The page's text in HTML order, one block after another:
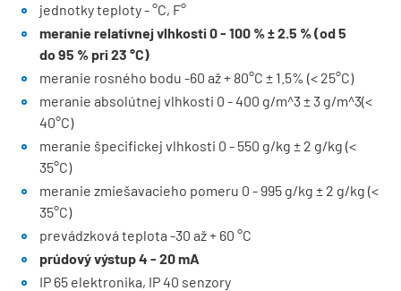
jednotky teploty - °C, F°
meranie relatívnej vlhkosti 0 - 100 % ± 2.5 % (od 5
do 95 % pri 23 °C)
meranie rosného bodu -60 až + 80°C ± 1.5% (< 25°C)
meranie absolútnej vlhkosti 0 - 400 g/m^3 ± 3 g/m^3(<
40°C)
meranie špecifickej vlhkosti 0 - 550 g/kg ± 2 g/kg (<
35°C)
meranie zmiešavacieho pomeru 0 - 995 g/kg ± 2 g/kg (<
35°C)
prevádzková teplota -30 až + 60 °C
prúdový výstup 4 - 20 mA
IP 65 elektronika, IP 40 senzory